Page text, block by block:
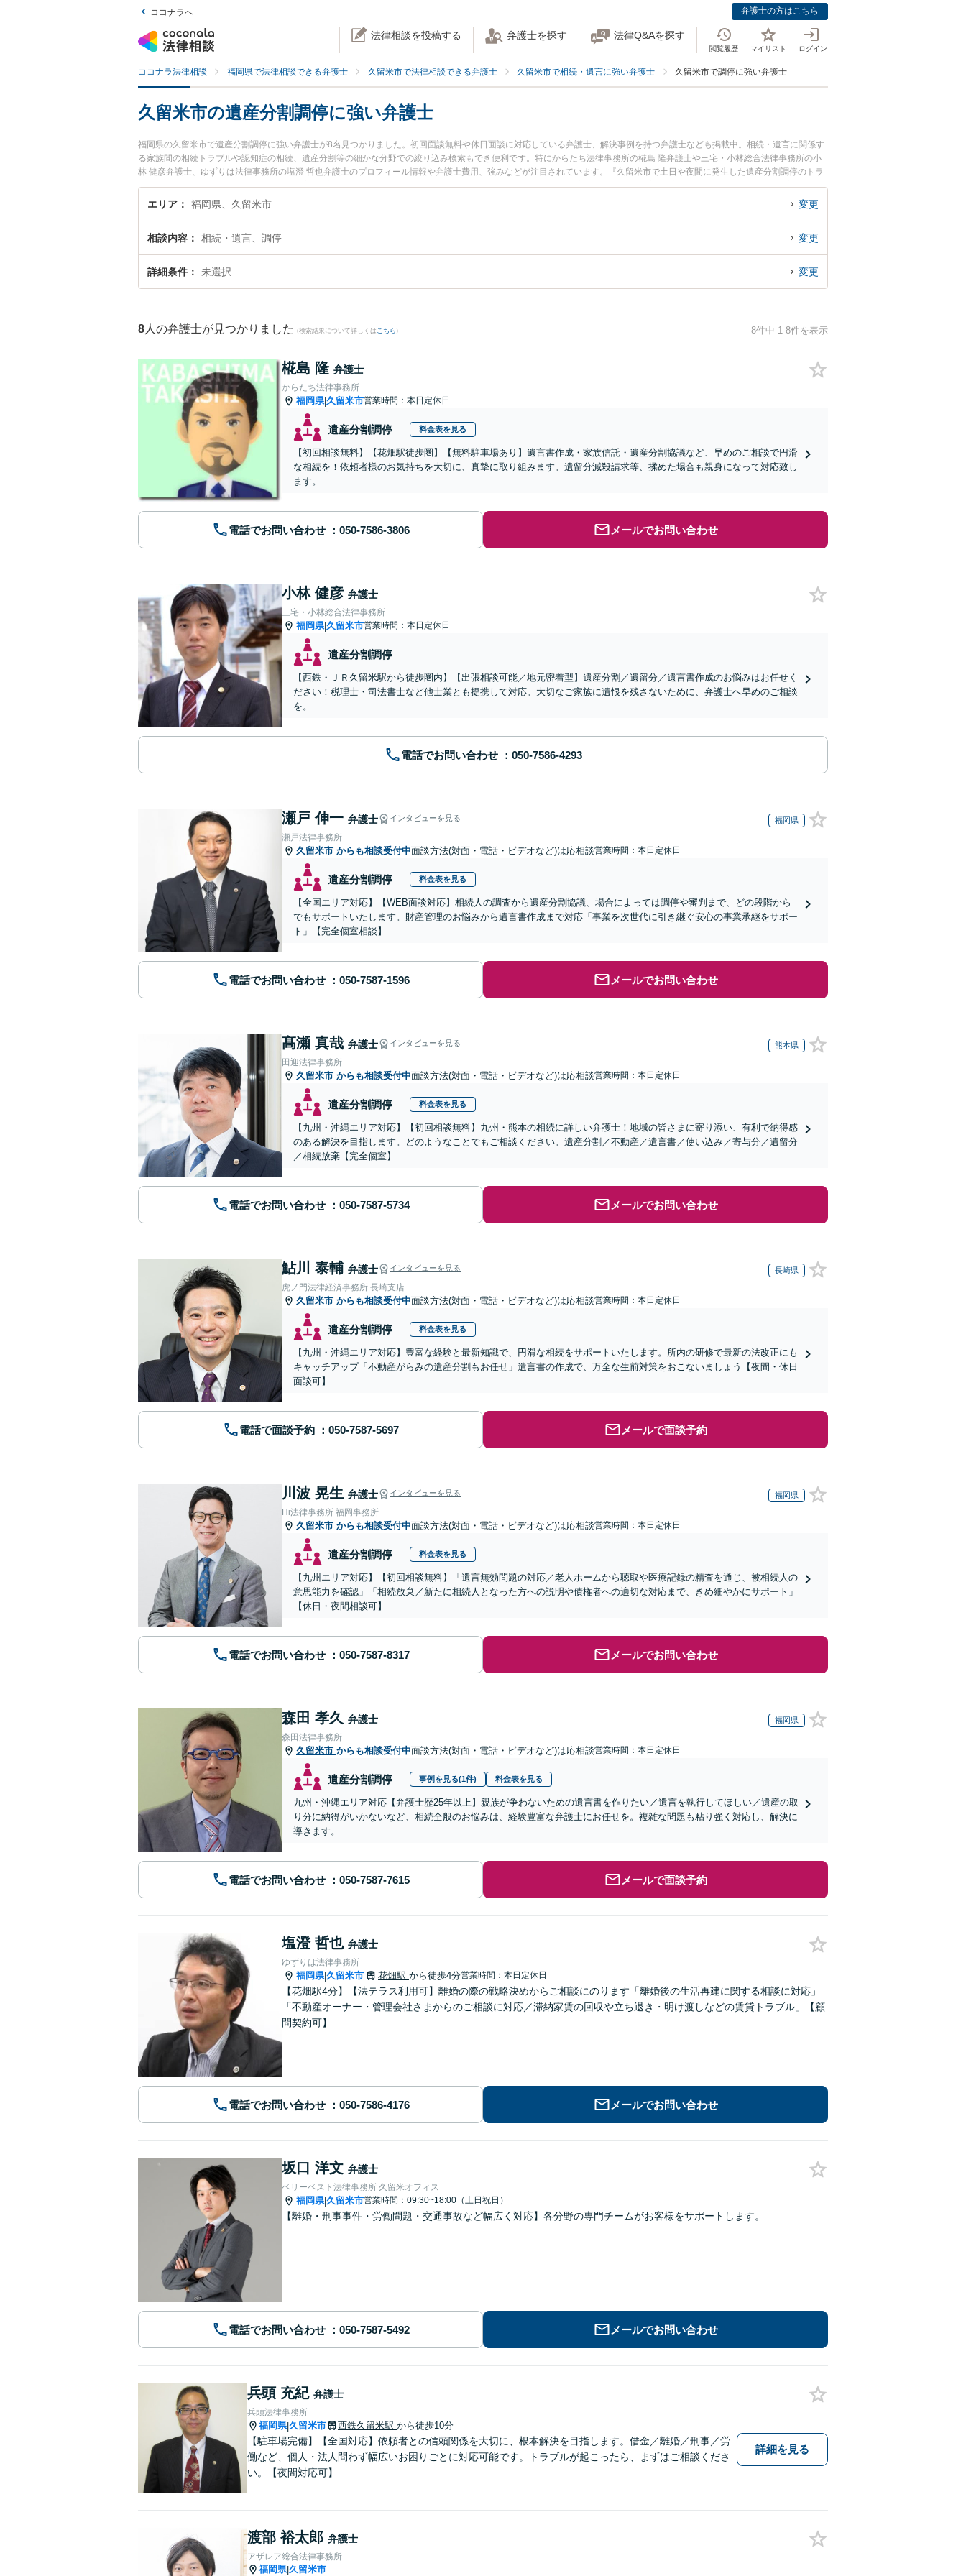
ココナラへ 弁護士の方はこちら
法律相談を投稿する 弁護士を探す 法律Q&Aを探す
閲覧履歴 マイリスト ログイン
ココナラ法律相談 福岡県で法律相談できる弁護士 久留米市で法律相談できる弁護士 久留米市で相続・遺言に強い弁護士 久留米市で調停に強い弁護士
久留米市の遺産分割調停に強い弁護士
福岡県の久留米市で遺産分割調停に強い弁護士が8名見つかりました。初回面談無料や休日面談に対応している弁護士、解決事例を持つ弁護士なども掲載中。相続・遺言に関係す
る家族間の相続トラブルや認知症の相続、遺産分割等の細かな分野での絞り込み検索もでき便利です。特にからたち法律事務所の椛島 隆弁護士や三宅・小林総合法律事務所の小
林 健彦弁護士、ゆずりは法律事務所の塩澄 哲也弁護士のプロフィール情報や弁護士費用、強みなどが注目されています。『久留米市で土日や夜間に発生した遺産分割調停のトラ
ブルを今すぐに弁護士に相談したい』『遺産分割調停のトラブル解決の実績豊富な近くの弁護士を検索したい』『初回相談無料で遺産分割調停を法律相談できる久留米市内の弁護
士に相談予約したい』などでお困りの相談者さんにおすすめです。
エリア 福岡県、久留米市 変更
相談内容 相続・遺言、調停 変更
詳細条件 未選択 変更
8 人の弁護士が見つかりました (検索結果について詳しくは こちら) 8件中 1-8件を表示
椛島 隆 弁護士
からたち法律事務所
福岡県|久留米市営業時間：本日定休日
遺産分割調停 料金表を見る
【初回相談無料】【花畑駅徒歩圏】【無料駐車場あり】遺言書作成・家族信託・遺産分割協議など、早めのご相談で円滑
な相続を！依頼者様のお気持ちを大切に、真摯に取り組みます。遺留分減殺請求等、揉めた場合も親身になって対応致し
ます。
電話でお問い合わせ メールでお問い合わせ
小林 健彦 弁護士
三宅・小林総合法律事務所
福岡県|久留米市営業時間：本日定休日
遺産分割調停
【西鉄・ＪＲ久留米駅から徒歩圏内】【出張相談可能／地元密着型】遺産分割／遺留分／遺言書作成のお悩みはお任せく
ださい！税理士・司法書士など他士業とも提携して対応。大切なご家族に遺恨を残さないために、弁護士へ早めのご相談
を。
電話でお問い合わせ
瀬戸 伸一 弁護士 インタビューを見る 福岡県
瀬戸法律事務所
久留米市 からも相談受付中面談方法(対面・電話・ビデオなど)は応相談営業時間：本日定休日
遺産分割調停 料金表を見る
【全国エリア対応】【WEB面談対応】相続人の調査から遺産分割協議、場合によっては調停や審判まで、どの段階から
でもサポートいたします。財産管理のお悩みから遺言書作成まで対応「事業を次世代に引き継ぐ安心の事業承継をサポー
ト」【完全個室相談】
電話でお問い合わせ メールでお問い合わせ
髙瀬 真哉 弁護士 インタビューを見る 熊本県
田迎法律事務所
久留米市 からも相談受付中面談方法(対面・電話・ビデオなど)は応相談営業時間：本日定休日
遺産分割調停 料金表を見る
【九州・沖縄エリア対応】【初回相談無料】九州・熊本の相続に詳しい弁護士！地域の皆さまに寄り添い、有利で納得感
のある解決を目指します。どのようなことでもご相談ください。遺産分割／不動産／遺言書／使い込み／寄与分／遺留分
／相続放棄【完全個室】
電話でお問い合わせ メールでお問い合わせ
鮎川 泰輔 弁護士 インタビューを見る 長崎県
虎ノ門法律経済事務所 長崎支店
久留米市 からも相談受付中面談方法(対面・電話・ビデオなど)は応相談営業時間：本日定休日
遺産分割調停 料金表を見る
【九州・沖縄エリア対応】豊富な経験と最新知識で、円滑な相続をサポートいたします。所内の研修で最新の法改正にも
キャッチアップ「不動産がらみの遺産分割もお任せ」遺言書の作成で、万全な生前対策をおこないましょう【夜間・休日
面談可】
電話で面談予約 メールで面談予約
川波 晃生 弁護士 インタビューを見る 福岡県
Hi法律事務所 福岡事務所
久留米市 からも相談受付中面談方法(対面・電話・ビデオなど)は応相談営業時間：本日定休日
遺産分割調停 料金表を見る
【九州エリア対応】【初回相談無料】「遺言無効問題の対応／老人ホームから聴取や医療記録の精査を通じ、被相続人の
意思能力を確認」「相続放棄／新たに相続人となった方への説明や債権者への適切な対応まで、きめ細やかにサポート」
【休日・夜間相談可】
電話でお問い合わせ メールでお問い合わせ
森田 孝久 弁護士 福岡県
森田法律事務所
久留米市 からも相談受付中面談方法(対面・電話・ビデオなど)は応相談営業時間：本日定休日
遺産分割調停 事例を見る(1件) 料金表を見る
九州・沖縄エリア対応【弁護士歴25年以上】親族が争わないための遺言書を作りたい／遺言を執行してほしい／遺産の取
り分に納得がいかないなど、相続全般のお悩みは、経験豊富な弁護士にお任せを。複雑な問題も粘り強く対応し、解決に
導きます。
電話でお問い合わせ メールで面談予約
塩澄 哲也 弁護士
ゆずりは法律事務所
福岡県|久留米市 花畑駅 から徒歩4分営業時間：本日定休日
【花畑駅4分】【法テラス利用可】離婚の際の戦略決めからご相談にのります「離婚後の生活再建に関する相談に対応」
「不動産オーナー・管理会社さまからのご相談に対応／滞納家賃の回収や立ち退き・明け渡しなどの賃貸トラブル」【顧
問契約可】
電話でお問い合わせ メールでお問い合わせ
坂口 洋文 弁護士
ベリーベスト法律事務所 久留米オフィス
福岡県|久留米市営業時間：09:30~18:00（土日祝日）
【離婚・刑事事件・労働問題・交通事故など幅広く対応】各分野の専門チームがお客様をサポートします。
電話でお問い合わせ メールでお問い合わせ
兵頭 充紀 弁護士
兵頭法律事務所
福岡県|久留米市 西鉄久留米駅 から徒歩10分
【駐車場完備】【全国対応】依頼者との信頼関係を大切に、根本解決を目指します。借金／離婚／刑事／労
働など、個人・法人問わず幅広いお困りごとに対応可能です。トラブルが起こったら、まずはご相談くださ
い。【夜間対応可】
詳細を見る
渡部 裕太郎 弁護士
アザレア総合法律事務所
福岡県|久留米市